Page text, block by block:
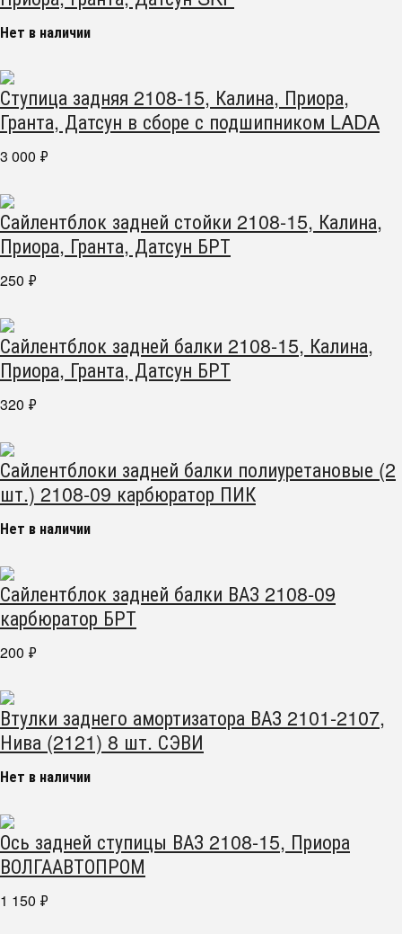
Нет в наличии
Ступица задняя 2108-15, Калина, Приора,
Гранта, Датсун в сборе с подшипником LADA
3 000 ₽
Сайлентблок задней стойки 2108-15, Калина,
Приора, Гранта, Датсун БРТ
250 ₽
Сайлентблок задней балки 2108-15, Калина,
Приора, Гранта, Датсун БРТ
320 ₽
Сайлентблоки задней балки полиуретановые (2
шт.) 2108-09 карбюратор ПИК
Нет в наличии
Сайлентблок задней балки ВАЗ 2108-09
карбюратор БРТ
200 ₽
Втулки заднего амортизатора ВАЗ 2101-2107,
Нива (2121) 8 шт. СЭВИ
Нет в наличии
Ось задней ступицы ВАЗ 2108-15, Приора
ВОЛГААВТОПРОМ
1 150 ₽